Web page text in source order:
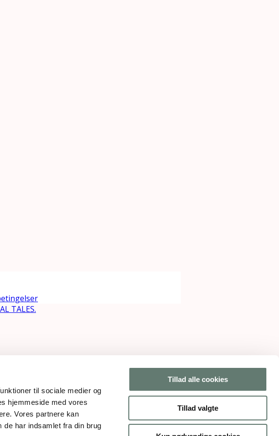
til sociale medier og
hjemmeside med vores
Vores partnere kan
de har indsamlet fra din brug
Tillad alle cookies
Tillad valgte
TALES.